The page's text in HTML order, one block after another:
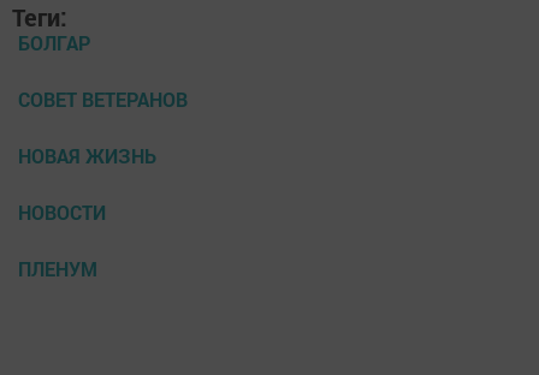
Теги:
БОЛГАР
СОВЕТ ВЕТЕРАНОВ
НОВАЯ ЖИЗНЬ
НОВОСТИ
ПЛЕНУМ